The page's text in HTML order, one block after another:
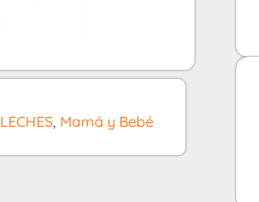
LECHES, Mamá y Bebé